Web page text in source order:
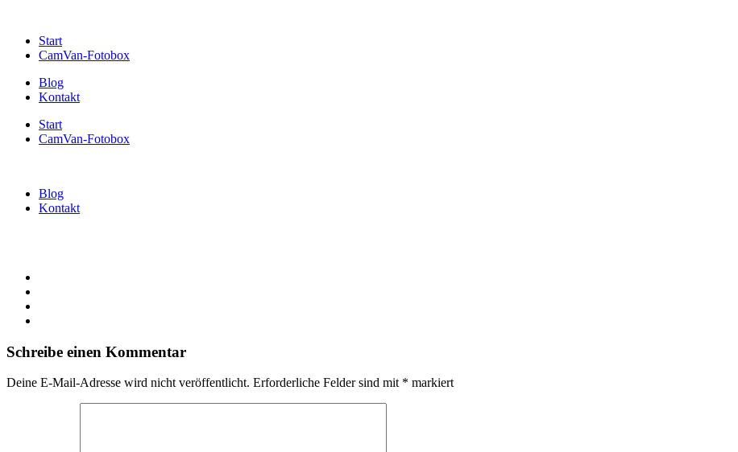
Start
CamVan-Fotobox
Blog
Kontakt
Start
CamVan-Fotobox
Blog
Kontakt
Schreibe einen Kommentar
Deine E-Mail-Adresse wird nicht veröffentlicht. Erforderliche Felder sind mit * markiert